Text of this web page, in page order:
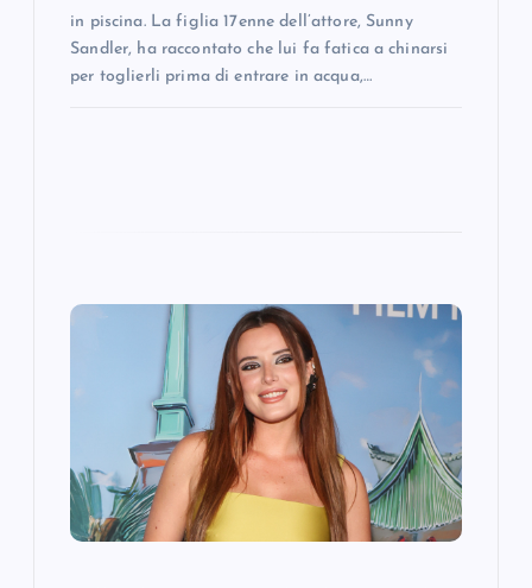
in piscina. La figlia 17enne dell’attore, Sunny
Sandler, ha raccontato che lui fa fatica a chinarsi
per toglierli prima di entrare in acqua,…